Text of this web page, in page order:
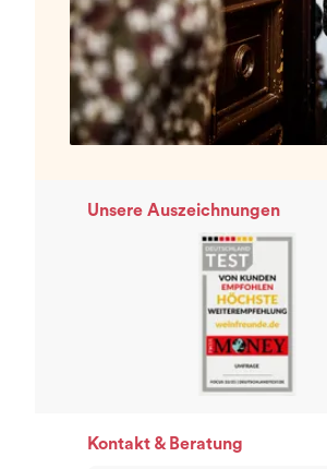
Unsere Auszeichnungen
Kontakt & Beratung